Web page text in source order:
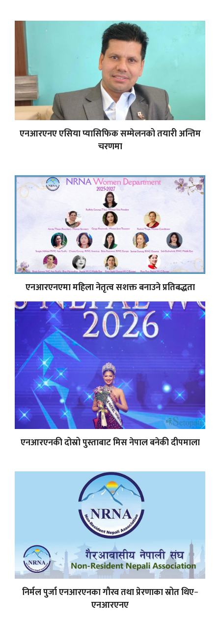
एनआरएनए एसिया प्यासिफिक सम्मेलनको तयारी अन्तिम
चरणमा
एनआरएनएमा महिला नेतृत्व सशक्त बनाउने प्रतिबद्धता
एनआरएनकी दोस्रो पुस्ताबाट मिस नेपाल बनेकी दीपमाला
निर्मल पुर्जा एनआरएनका गौरव तथा प्रेरणाका स्रोत थिए−
एनआरएनए